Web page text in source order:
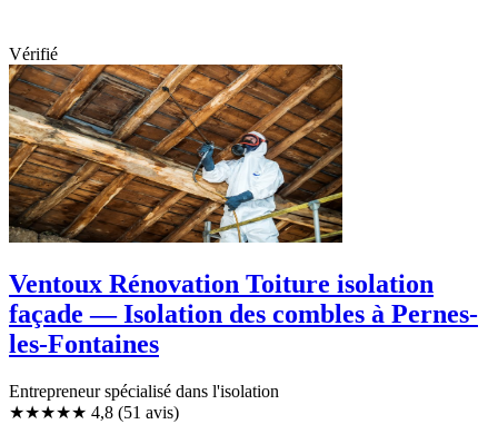
Vérifié
Ventoux Rénovation Toiture isolation
façade — Isolation des combles à Pernes-
les-Fontaines
Entrepreneur spécialisé dans l'isolation
★★★★★ 4,8 (51 avis)